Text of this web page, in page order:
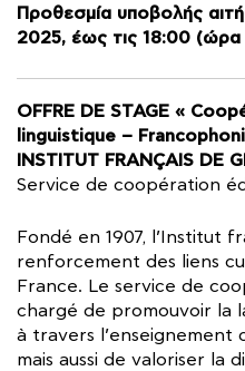
Προθεσμία υποβολής
2025, έως τις 18:00
OFFRE DE STAGE «
linguistique –
INSTITUT FRANÇAIS DE
Service de coopération
Fondé en 1907, l’Institut
renforcement des liens
France. Le service de
chargé de promouvoir la
à travers l’enseignement
mais aussi de valoriser la